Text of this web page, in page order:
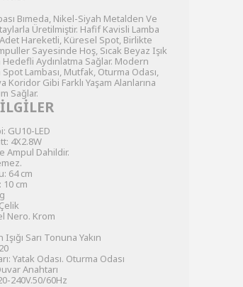
Bımeda, Nikel-Siyah Metalden Ve
Üretilmiştir. Hafif Kavisli Lamba
Hareketli, Küresel Spot, Birlikte
Sayesinde Hoş, Sıcak Beyaz Işık
Hedefli Aydınlatma Sağlar. Modern
Spot Lambası, Mutfak, Oturma Odası,
Koridor Gibi Farklı Yaşam Alanlarına
Sağlar.
GU10-LED
4X2.8W
Ampul Dahildir.
64 cm
cm
Nero. Krom
Sarı Tonuna Yakın
Yatak Odası. Oturma Odası
Anahtarı
240V.50/60Hz